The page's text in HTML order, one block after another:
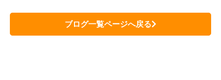
ブログ一覧ページへ戻る